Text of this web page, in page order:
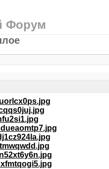
Форум